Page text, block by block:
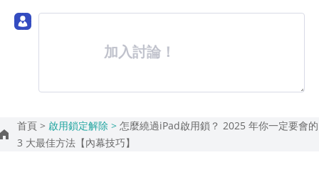
加入討論！
首頁 > 啟用鎖定解除 > 怎麼繞過iPad啟用鎖？ 2025 年你一定要會的
3 大最佳方法【內幕技巧】